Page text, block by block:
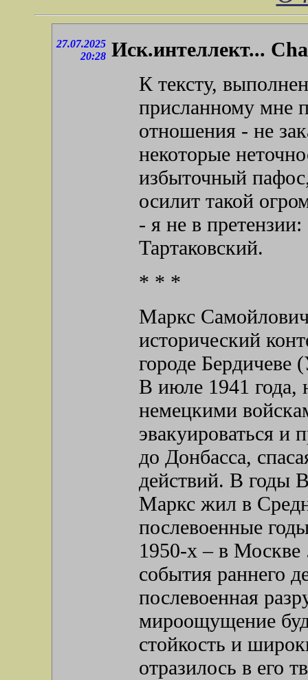
27.07.2025
20:28 Иск.интеллект...
К тексту,
присланному мне
отношения - не
некоторые
избыточный
осилит такой
- я не в
Тартаковский.
* * *
Маркс
исторический
городе Бердичеве
В июле 1941 года,
немецкими
эвакуироваться
до Донбасса,
действий. В годы
Маркс жил в
послевоенные
1950-х – в Москве
события раннего
послевоенная
мироощущение
стойкость и
отразилось в его